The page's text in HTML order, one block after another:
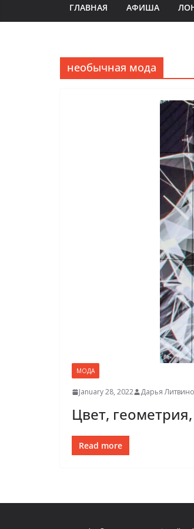
ГЛАВНАЯ АФИША
необычная мода
МОДА
January 28, 2022 Дарья
Цвет,
Read more